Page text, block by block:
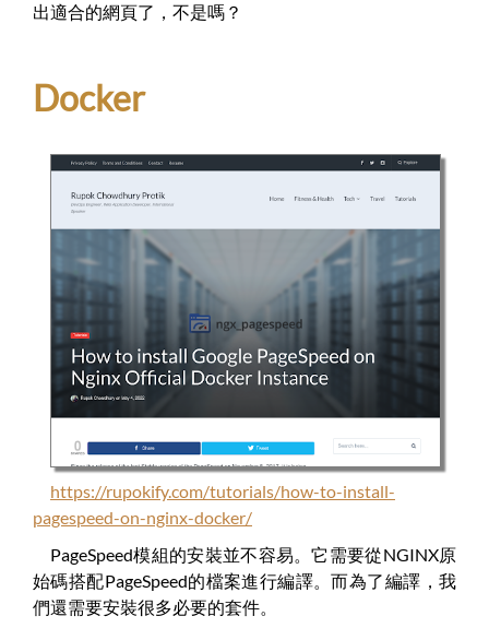
出適合的網頁了，不是嗎？
Docker
https://rupokify.com/tutorials/how-to-install-
pagespeed-on-nginx-docker/
PageSpeed模組的安裝並不容易。它需要從NGINX原
始碼搭配PageSpeed的檔案進行編譯。而為了編譯，我
們還需要安裝很多必要的套件。